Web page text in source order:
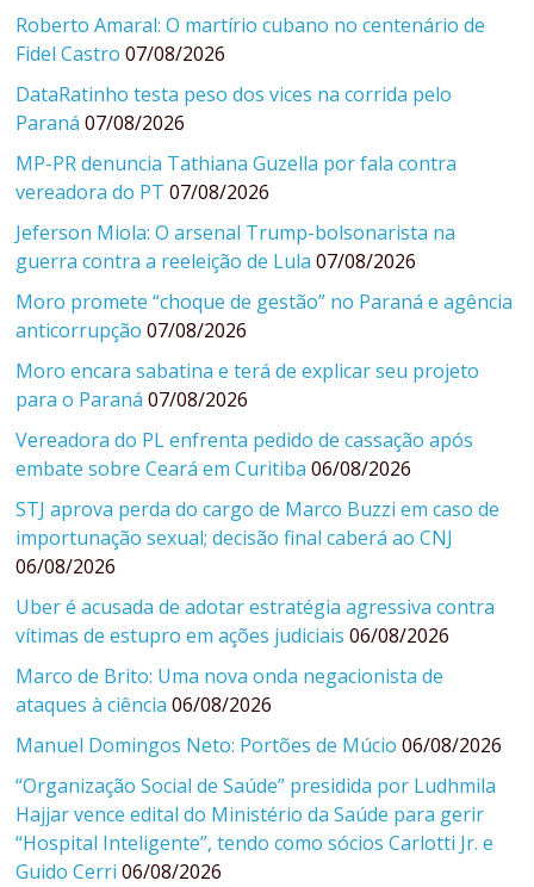
Roberto Amaral: O martírio cubano no centenário de
Fidel Castro 07/08/2026
DataRatinho testa peso dos vices na corrida pelo
Paraná 07/08/2026
MP-PR denuncia Tathiana Guzella por fala contra
vereadora do PT 07/08/2026
Jeferson Miola: O arsenal Trump-bolsonarista na
guerra contra a reeleição de Lula 07/08/2026
Moro promete “choque de gestão” no Paraná e agência
anticorrupção 07/08/2026
Moro encara sabatina e terá de explicar seu projeto
para o Paraná 07/08/2026
Vereadora do PL enfrenta pedido de cassação após
embate sobre Ceará em Curitiba 06/08/2026
STJ aprova perda do cargo de Marco Buzzi em caso de
importunação sexual; decisão final caberá ao CNJ
06/08/2026
Uber é acusada de adotar estratégia agressiva contra
vítimas de estupro em ações judiciais 06/08/2026
Marco de Brito: Uma nova onda negacionista de
ataques à ciência 06/08/2026
Manuel Domingos Neto: Portões de Múcio 06/08/2026
“Organização Social de Saúde” presidida por Ludhmila
Hajjar vence edital do Ministério da Saúde para gerir
“Hospital Inteligente”, tendo como sócios Carlotti Jr. e
Guido Cerri 06/08/2026